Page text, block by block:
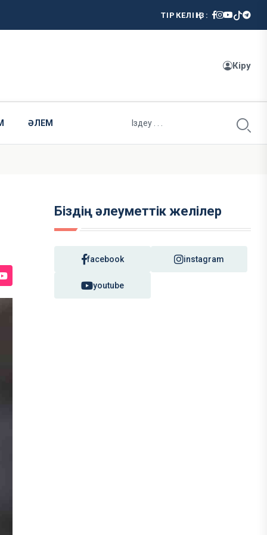
ТІРКЕЛІҢІЗ:
Кіру
ӘЛЕМ
Біздің әлеуметтік желілер
facebook instagram
youtube